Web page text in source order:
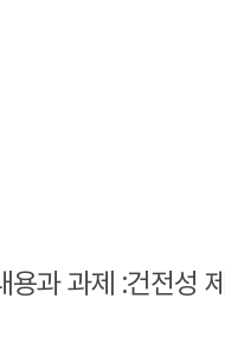
과 과제 :건전성